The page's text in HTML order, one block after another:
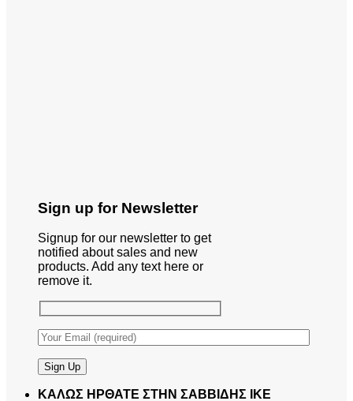
Sign up for Newsletter
Signup for our newsletter to get
notified about sales and new
products. Add any text here or
remove it.
ΚΑΛΩΣ ΗΡΘΑΤΕ ΣΤΗΝ ΣΑΒΒΙΔΗΣ ΙΚΕ